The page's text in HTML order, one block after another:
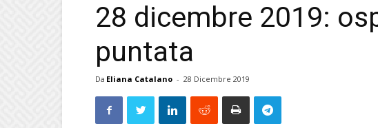
28 dicembre 2019:
puntata
Da Eliana Catalano - 28 Dicembre 2019